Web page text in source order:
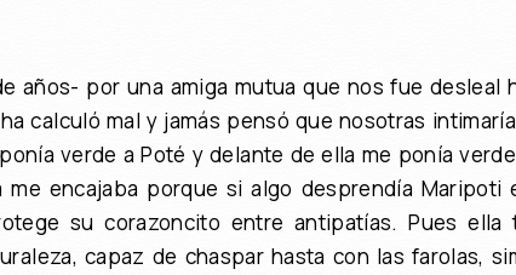
años- por una amiga mutua que nos fue desleal
calculó mal y jamás pensó que nosotras
verde a Poté y delante de ella me ponía
encajaba porque si algo desprendía Maripoti
su corazoncito entre antipatías. Pues ella
capaz de chaspar hasta con las farolas,